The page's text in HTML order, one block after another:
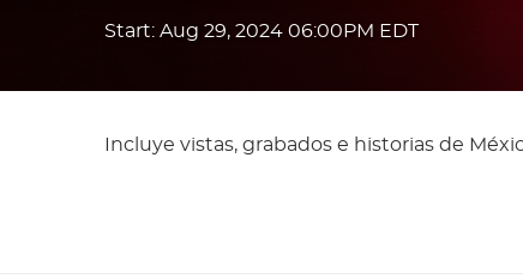
Start: Aug 29, 2024 06:00PM EDT
Incluye vistas, grabados e historias de